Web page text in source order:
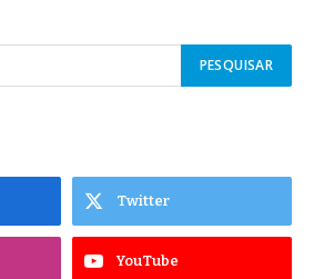
Twitter
YouTube